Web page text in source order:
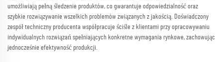
umożliwiają pełną śledzenie produktów, co gwarantuje odpowiedzialność oraz
szybkie rozwiązywanie wszelkich problemów związanych z jakością. Doświadczony
zespół techniczny producenta współpracuje ściśle z klientami przy opracowywaniu
indywidualnych rozwiązań spełniających konkretne wymagania rynkowe, zachowując
jednocześnie efektywność produkcji.